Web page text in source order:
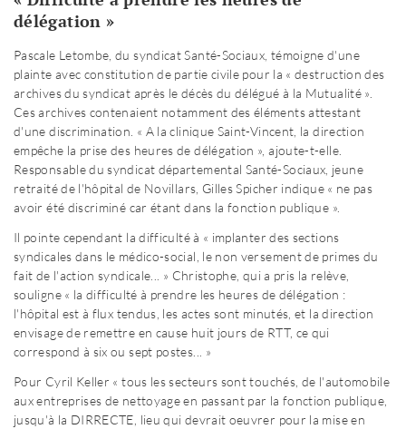
délégation »
Pascale Letombe, du syndicat Santé-Sociaux, témoigne d'une
plainte avec constitution de partie civile pour la « destruction des
archives du syndicat après le décès du délégué à la Mutualité ».
Ces archives contenaient notamment des éléments attestant
d'une discrimination. « A la clinique Saint-Vincent, la direction
empêche la prise des heures de délégation », ajoute-t-elle.
Responsable du syndicat départemental Santé-Sociaux, jeune
retraité de l'hôpital de Novillars, Gilles Spicher indique « ne pas
avoir été discriminé car étant dans la fonction publique ».
Il pointe cependant la difficulté à « implanter des sections
syndicales dans le médico-social, le non versement de primes du
fait de l'action syndicale... » Christophe, qui a pris la relève,
souligne « la difficulté à prendre les heures de délégation :
l'hôpital est à flux tendus, les actes sont minutés, et la direction
envisage de remettre en cause huit jours de RTT, ce qui
correspond à six ou sept postes... »
Pour Cyril Keller « tous les secteurs sont touchés, de l'automobile
aux entreprises de nettoyage en passant par la fonction publique,
jusqu'à la DIRRECTE, lieu qui devrait oeuvrer pour la mise en